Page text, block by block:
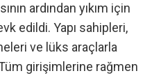
ardından yıkım için
edildi. Yapı sahipleri,
ve lüks araçlarla
Tüm girişimlerine rağmen